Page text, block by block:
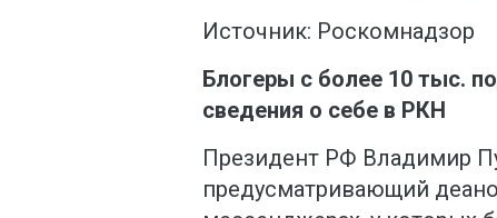
Источник: Роскомнадзор
Блогеры с более 10 тыс.
сведения о себе в РКН
Президент РФ Владимир
предусматривающий